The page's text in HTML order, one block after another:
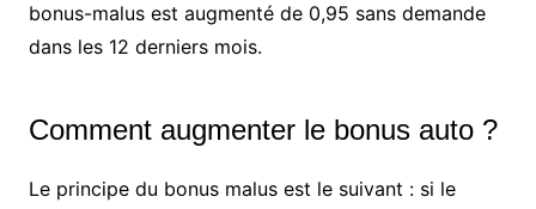
bonus-malus est augmenté de 0,95 sans demande
dans les 12 derniers mois.
Comment augmenter le bonus auto ?
Le principe du bonus malus est le suivant : si le